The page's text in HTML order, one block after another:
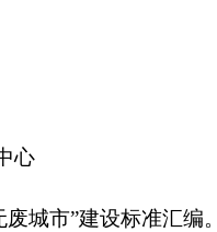
心
城市”建设标准汇编。